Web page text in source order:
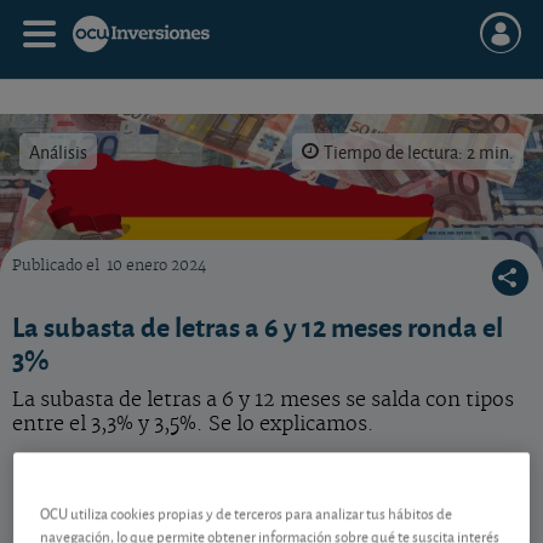
Análisis Tiempo de lectura: 2 min.
Para abordar la apuesta por las acciones españolas de forma diversificada y desde un
Publicado el 10 enero 2024
La subasta de letras a 6 y 12 meses ronda el
3%
La subasta de letras a 6 y 12 meses se salda con tipos
entre el 3,3% y 3,5%. Se lo explicamos.
Primera subasta del año
OCU utiliza cookies propias y de terceros para analizar tus hábitos de
navegación, lo que permite obtener información sobre qué te suscita interés